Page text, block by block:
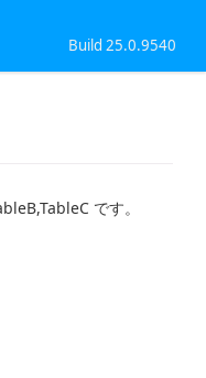
Build 25.0.9540
です。